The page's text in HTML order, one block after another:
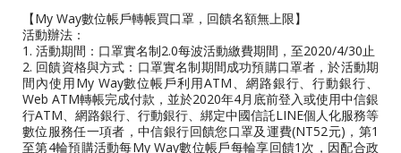
【My Way數位帳戶轉帳買口罩，回饋名額無上限】
活動辦法：
1. 活動期間：口罩實名制2.0每波活動繳費期間，至2020/4/30止
2. 回饋資格與方式：口罩實名制期間成功預購口罩者，於活動期
間內使用My Way數位帳戶利用ATM、網路銀行、行動銀行、
Web ATM轉帳完成付款，並於2020年4月底前登入或使用中信銀
行ATM、網路銀行、行動銀行、綁定中國信託LINE個人化服務等
數位服務任一項者，中信銀行回饋您口罩及運費(NT52元)，第1
至第4輪預購活動每My Way數位帳戶每輪享回饋1次，因配合政